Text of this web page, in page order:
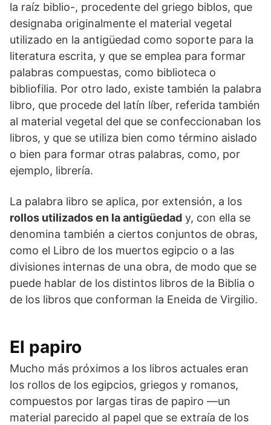
la raíz biblio-, procedente del griego biblos, que
designaba originalmente el material vegetal
utilizado en la antigüedad como soporte para la
literatura escrita, y que se emplea para formar
palabras compuestas, como biblioteca o
bibliofilia. Por otro lado, existe también la palabra
libro, que procede del latín líber, referida también
al material vegetal del que se confeccionaban los
libros, y que se utiliza bien como término aislado
o bien para formar otras palabras, como, por
ejemplo, librería.
La palabra libro se aplica, por extensión, a los
rollos utilizados en la antigüedad y, con ella se
denomina también a ciertos conjuntos de obras,
como el Libro de los muertos egipcio o a las
divisiones internas de una obra, de modo que se
puede hablar de los distintos libros de la Biblia o
de los libros que conforman la Eneida de Virgilio.
El papiro
Mucho más próximos a los libros actuales eran
los rollos de los egipcios, griegos y romanos,
compuestos por largas tiras de papiro —un
material parecido al papel que se extraía de los